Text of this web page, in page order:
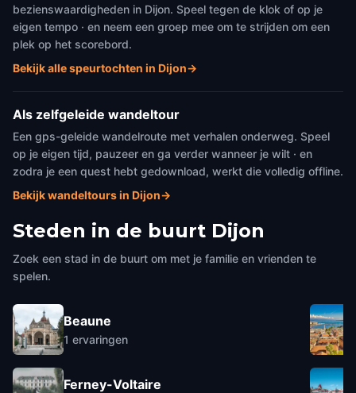
bezienswaardigheden in Dijon. Speel tegen de klok of op je
eigen tempo · en neem een groep mee om te strijden om een
plek op het scorebord.
Bekijk alle speurtochten in Dijon→
Als zelfgeleide wandeltour
Een gps-geleide wandelroute met verhalen onderweg. Speel
op je eigen tijd, pauzeer en ga verder wanneer je wilt · en
zodra je een quest hebt gedownload, werkt die volledig offline.
Bekijk wandeltours in Dijon→
Steden in de buurt Dijon
Zoek een stad in de buurt om met je familie en vrienden te
spelen.
Beaune
1 ervaringen
Ferney-Voltaire